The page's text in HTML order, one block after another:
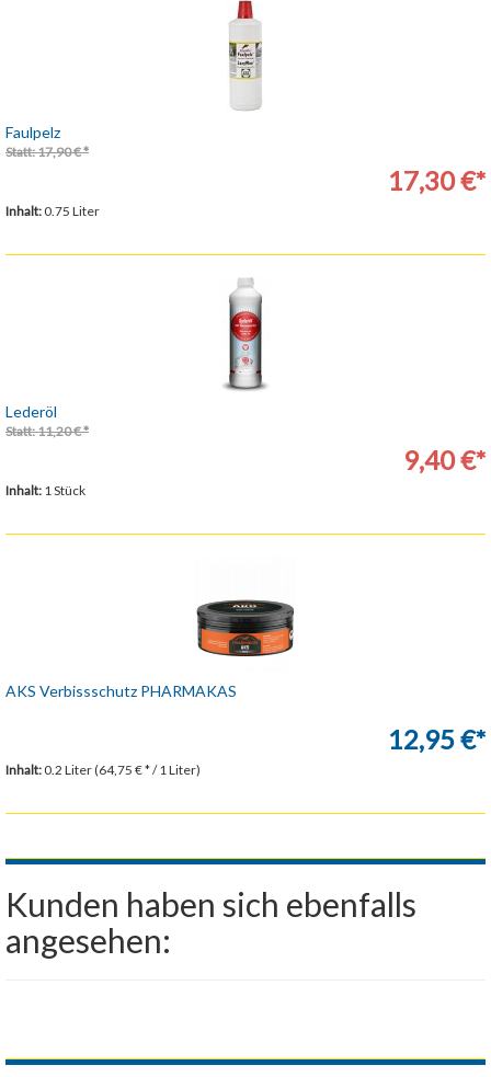
Faulpelz
Statt: 17,90 € *
17,30 €*
Inhalt: 0.75 Liter
Lederöl
Statt: 11,20 € *
9,40 €*
Inhalt: 1 Stück
AKS Verbissschutz PHARMAKAS
12,95 €*
Inhalt: 0.2 Liter (64,75 € * / 1 Liter)
Kunden haben sich ebenfalls
angesehen: